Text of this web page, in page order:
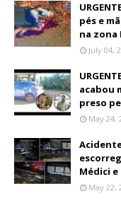
pés e
na zona
July 04,
acabou
preso
May 24,
Médici e
May 22,